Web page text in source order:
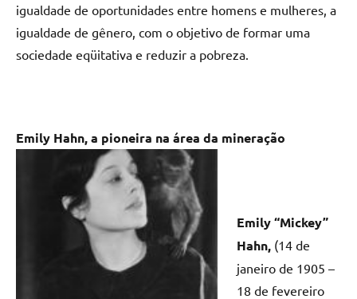
igualdade de oportunidades entre homens e mulheres, a
igualdade de gênero, com o objetivo de formar uma
sociedade eqüitativa e reduzir a pobreza.
Emily Hahn, a pioneira na área da mineração
Emily “Mickey”
Hahn, (14 de
janeiro de 1905 –
18 de fevereiro